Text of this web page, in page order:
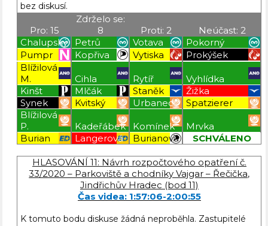
bez diskusí.
Pro: 15
Zdrželo se:
8
Proti: 2
Neúčast: 2
Chalupský
Petrů Votava
Pokorný
Pumpr
Kopřiva Vytiska
Prokýšek
Blížilová
M.
Cihla Rytíř
Vyhlídka
Kinšt
Mlčák Staněk
Žižka
Synek
Kvitský Urbanec
Spatzierer
Blížilová
P.
Kadeřábek Komínek
Mrvka
Burian
Langerová Burianová
SCHVÁLENO
HLASOVÁNÍ 11: Návrh rozpočtového opatření č.
33/2020 – Parkoviště a chodníky Vajgar – Řečička,
Jindřichův Hradec (bod 11)
Čas videa: 1:57:06-2:00:55
K tomuto bodu diskuse žádná neproběhla. Zastupitelé